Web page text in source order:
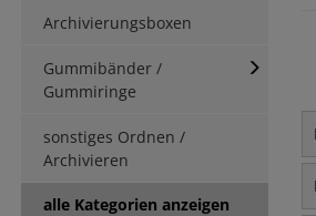
Archivierungsboxen
Gummibänder /
Gummiringe
sonstiges Ordnen /
Archivieren
alle Kategorien anzeigen